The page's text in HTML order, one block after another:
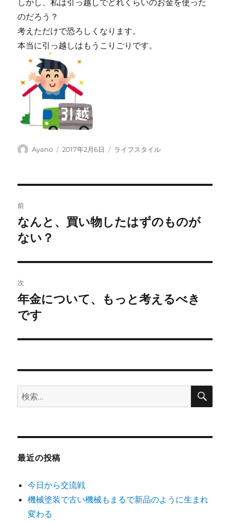
しかし、私は引っ越しでどれくらいのお金を使った
のだろう？
考えただけで恐ろしくなります。
本当に引っ越しはもうこりごりです。
投
Ayano
投
2017年2月6日
カ
ライフスタイル
稿
ナ
ビ
ゲ
ー
シ
ン
前
前
の
稿:
なんと、買い物したはずのものが
ない？
次
次
の
稿:
年金について、もっと考えるべき
です
検
索:
検
最近の投稿
今日から交流戦
機械塗装で古い機械もまるで新品のように生まれ
変わる